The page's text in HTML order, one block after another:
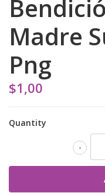
Madre
Png
$1,00
Quantity
-